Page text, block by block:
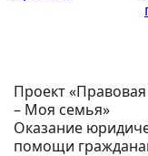
Проект
– Моя семья»
Оказание
помощи